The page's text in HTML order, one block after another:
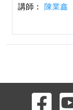
陳業鑫